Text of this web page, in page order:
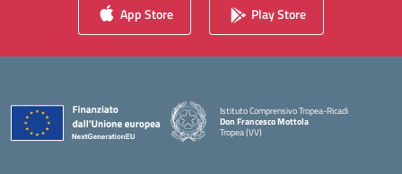
App Store Play Store
Istituto Comprensivo Tropea-Ricadi
Don Francesco Mottola
Tropea (VV)
— Visita la pagina iniziale della scuola